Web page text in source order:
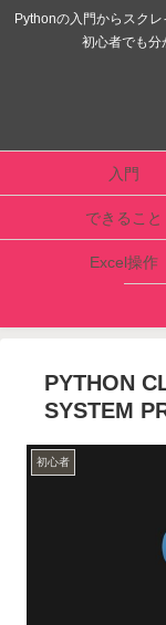
Pythonの入門からスク
初心者でも分
入門
できること
Excel操作
PYTHON
SYSTEM
初心者